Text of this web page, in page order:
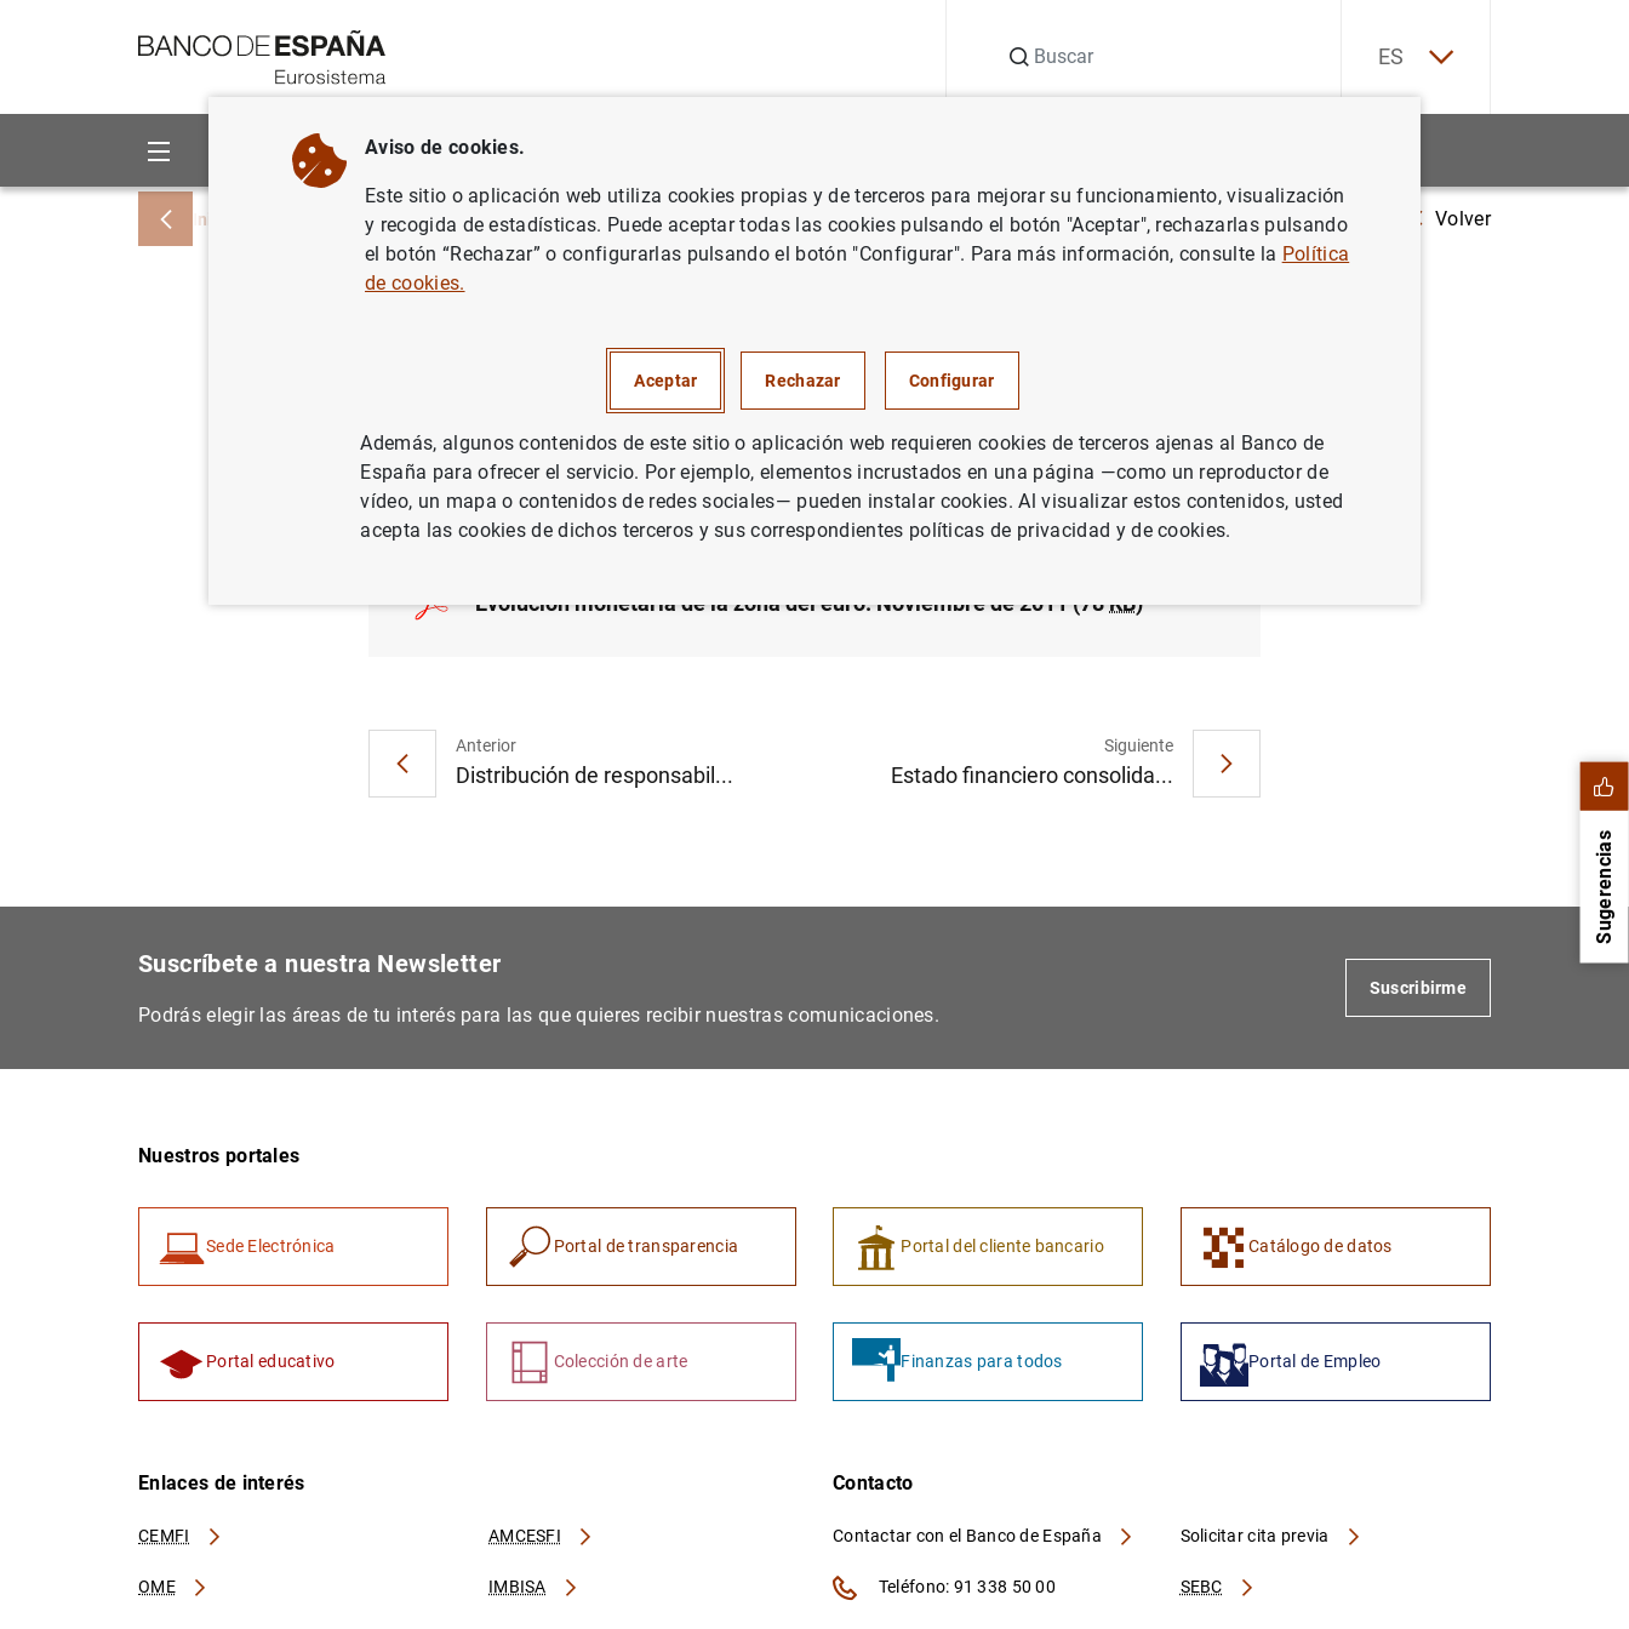
ES
Sobre el Banco Áreas de actuación
Inicio Noticias y eventos Noticias del Banco Central Europeo Notas de prensa del Banco Central Europeo Evolución monetaria de la zona del euro: Noviembre de 2011
Volver
Noviembre de 2011
POLÍTICA MONETARIA SITUACIÓN ECONÓMICA
Evolución monetaria de la zona del euro: Noviembre de 2011 (78KB)
Anterior
Distribución de responsabil...
Siguiente
Estado financiero consolida...
Sugerencias
Suscríbete a nuestra Newsletter
Podrás elegir las áreas de tu interés para las que quieres recibir nuestras comunicaciones.
Suscribirme
Nuestros portales
Sede Electrónica Portal de transparencia Portal del cliente bancario Catálogo de datos
Portal educativo Colección de arte Finanzas para todos Portal de Empleo
Enlaces de interés
CEMFI AMCESFI
OME IMBISA
Contacto
Contactar con el Banco de España
SEBC
Solicitar cita previa
Teléfono: 91 338 50 00
Aviso de cookies.
Este sitio o aplicación web utiliza cookies propias y de terceros para mejorar su funcionamiento, visualización
y recogida de estadísticas. Puede aceptar todas las cookies pulsando el botón "Aceptar", rechazarlas pulsando
el botón “Rechazar” o configurarlas pulsando el botón "Configurar". Para más información, consulte la Política
de cookies.
Aceptar Rechazar Configurar
Además, algunos contenidos de este sitio o aplicación web requieren cookies de terceros ajenas al Banco de
España para ofrecer el servicio. Por ejemplo, elementos incrustados en una página —como un reproductor de
vídeo, un mapa o contenidos de redes sociales— pueden instalar cookies. Al visualizar estos contenidos, usted
acepta las cookies de dichos terceros y sus correspondientes políticas de privacidad y de cookies.